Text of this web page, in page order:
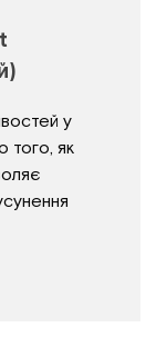
у
того, як